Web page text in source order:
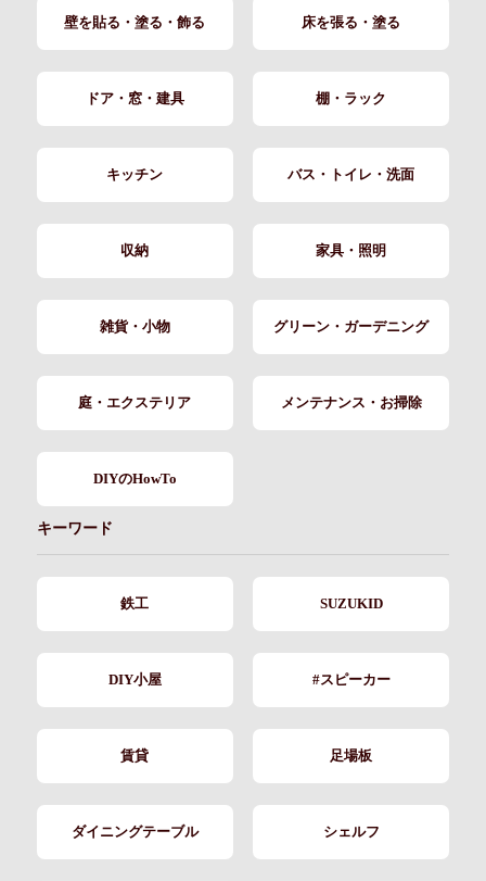
壁を貼る・塗る・飾る 床を張る・塗る
ドア・窓・建具 棚・ラック
キッチン バス・トイレ・洗面
収納 家具・照明
雑貨・小物 グリーン・ガーデニング
庭・エクステリア メンテナンス・お掃除
DIYのHowTo
キーワード
鉄工 SUZUKID
DIY小屋 #スピーカー
賃貸 足場板
ダイニングテーブル シェルフ